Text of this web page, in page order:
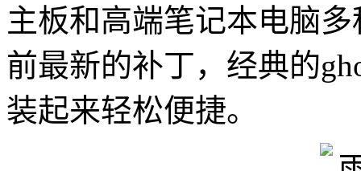
主板和高端笔记本电脑
前最新的补丁，经典的
装起来轻松便捷。